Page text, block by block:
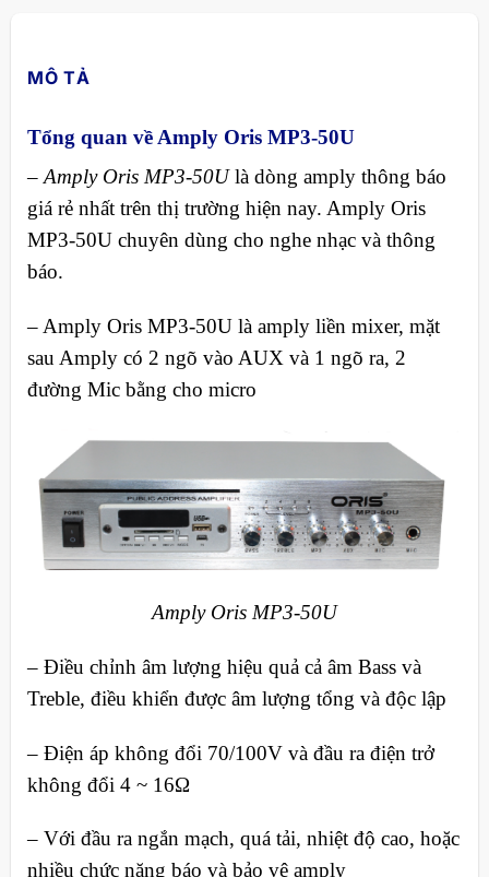
MÔ TẢ
Tổng quan về Amply Oris MP3-50U
–Amply Oris MP3-50Ulà dòng amply thông báo
giá rẻ nhất trên thị trường hiện nay. Amply Oris
MP3-50U chuyên dùng cho nghe nhạc và thông
báo.
– Amply Oris MP3-50U là amply liền mixer, mặt
sau Amply có 2 ngõ vào AUX và 1 ngõ ra, 2
đường Mic bằng cho micro
Amply Oris MP3-50U
– Điều chỉnh âm lượng hiệu quả cả âm Bass và
Treble, điều khiển được âm lượng tổng và độc lập
– Điện áp không đổi 70/100V và đầu ra điện trở
không đổi 4 ~ 16Ω
– Với đầu ra ngắn mạch, quá tải, nhiệt độ cao, hoặc
nhiều chức năng báo và bảo vệ amply